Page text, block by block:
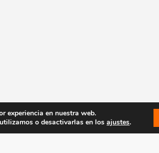
experiencia en nuestra web.
o desactivarlas en losajustes.